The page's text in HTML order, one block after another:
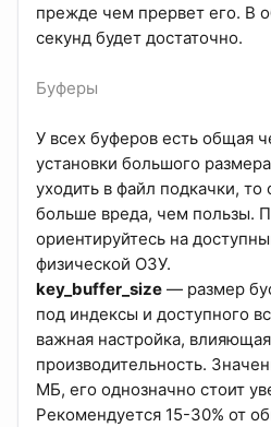
прежде чем прервет его. В
секунд будет достаточно.
Буферы
У всех буферов есть общая
установки большого
уходить в файл подкачки, то
больше вреда, чем пользы.
ориентируйтесь на
физической ОЗУ.
key_buffer_size — размер
под индексы и доступного
важная настройка,
производительность.
МБ, его однозначно стоит
Рекомендуется 15-30% от